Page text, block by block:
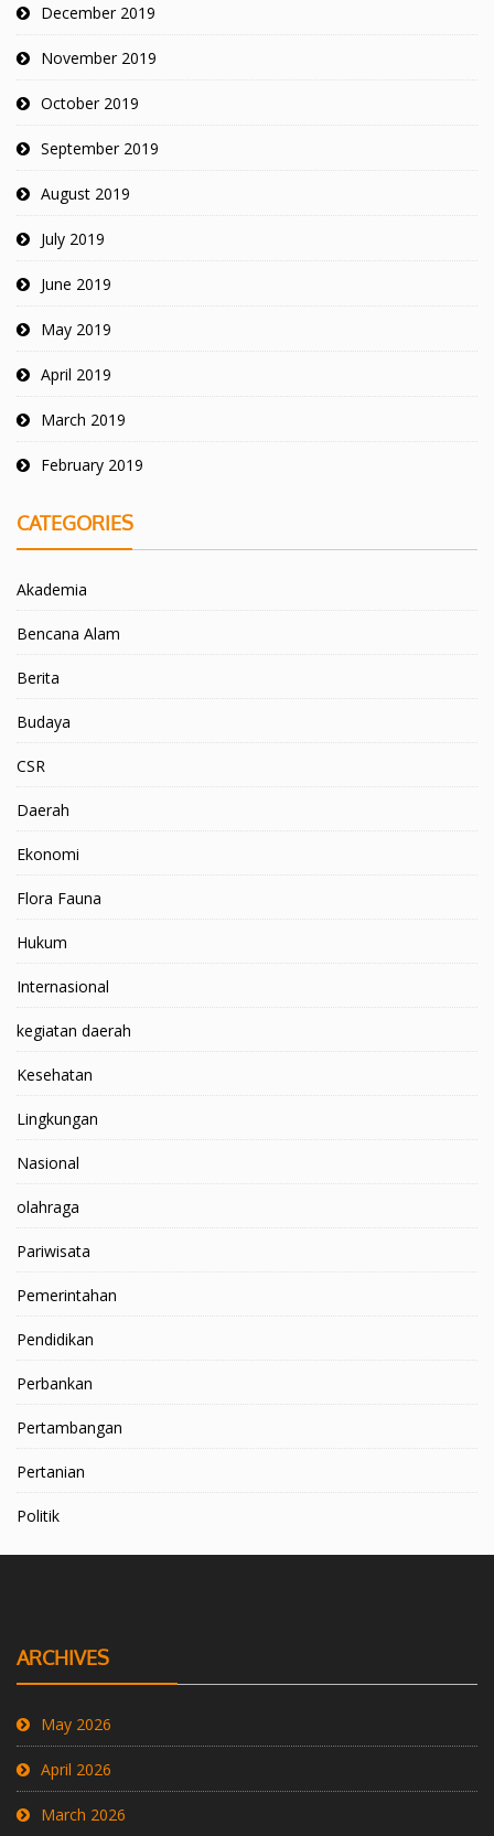
December 2019
November 2019
October 2019
September 2019
August 2019
July 2019
June 2019
May 2019
April 2019
March 2019
February 2019
CATEGORIES
Akademia
Bencana Alam
Berita
Budaya
CSR
Daerah
Ekonomi
Flora Fauna
Hukum
Internasional
kegiatan daerah
Kesehatan
Lingkungan
Nasional
olahraga
Pariwisata
Pemerintahan
Pendidikan
Perbankan
Pertambangan
Pertanian
Politik
ARCHIVES
May 2026
April 2026
March 2026